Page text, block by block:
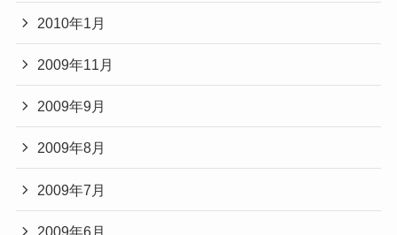
2010年1月
2009年11月
2009年9月
2009年8月
2009年7月
2009年6月